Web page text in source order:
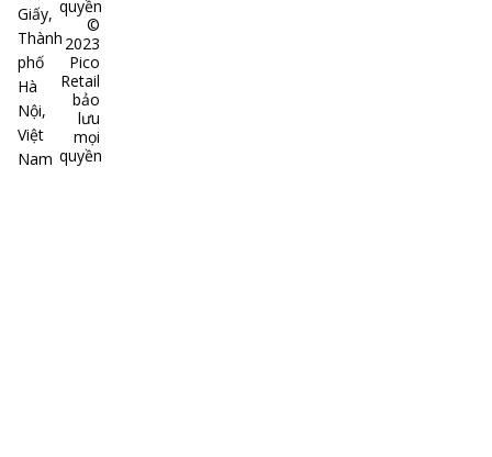
Giấy,
Thành
phố
Hà
Nội,
Việt
Nam
quyền
©
2023
Pico
Retail
bảo
lưu
mọi
quyền